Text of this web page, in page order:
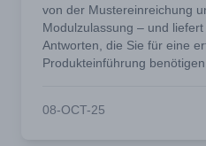
von der Mustereinreichung
Modulzulassung – und
Antworten, die Sie für eine
Produkteinführung benötigen.
08-OCT-25